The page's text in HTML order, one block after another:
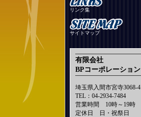
リンク集
サイトマップ
有限会社
BPコーポレーション
埼玉県入間市宮寺3068-4
TEL：04-2934-7484
営業時間 10時～19時
定休日 日・祝祭日